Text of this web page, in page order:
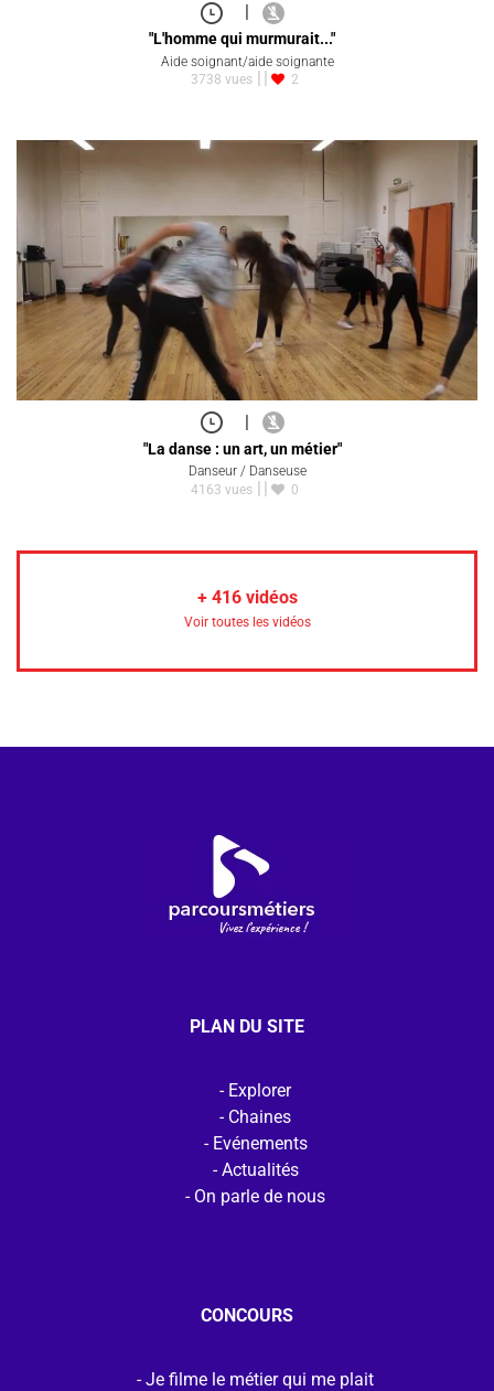
|
"L'homme qui murmurait..."
Aide soignant/aide soignante
3738 vues
2
|
"La danse : un art, un métier"
Danseur / Danseuse
4163 vues
0
+ 416vidéos
Voir toutes les vidéos
PLAN DU SITE
Explorer
Chaines
Evénements
Actualités
On parle de nous
CONCOURS
Je filme le métier qui me plait